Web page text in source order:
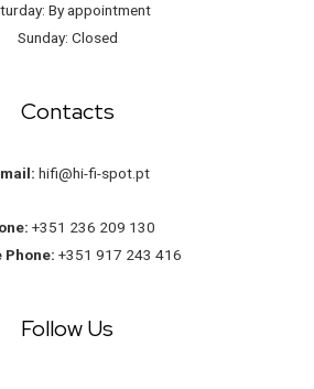
By appointment
Sunday: Closed
Contacts
hifi@hi-fi-spot.pt
+351 236 209 130
Phone: +351 917 243 416
Follow Us